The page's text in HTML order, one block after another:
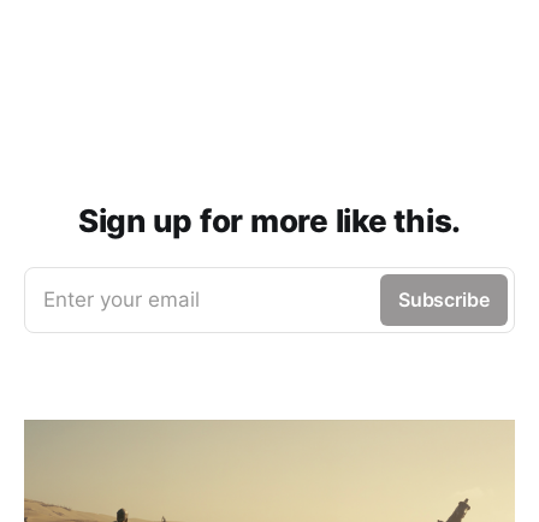
Sign up for more like this.
Enter your email Subscribe